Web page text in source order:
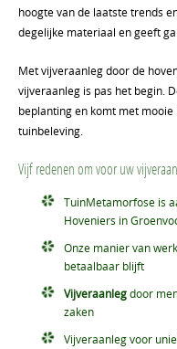
hoogte van de laatste trends
degelijke materiaal en geeft
Met vijveraanleg door de
vijveraanleg is pas het begin.
beplanting en komt met
tuinbeleving.
Vijf redenen om voor uw
TuinMetamorfose is
Hoveniers in
Onze manier van
betaalbaar blijft
Vijveraanlegdoor
zaken
Vijveraanleg voor